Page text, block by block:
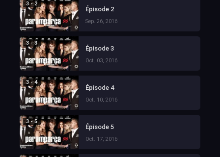
3 - 2
Épisode 2
Sep. 26, 2016
3 - 3
Épisode 3
Oct. 03, 2016
3 - 4
Épisode 4
Oct. 10, 2016
3 - 5
Épisode 5
Oct. 17, 2016